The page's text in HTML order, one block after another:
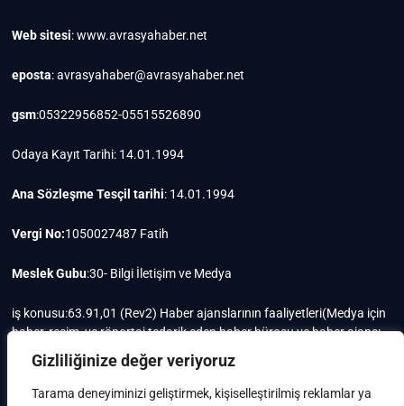
Gizliliğinize değer veriyoruz
Tarama deneyiminizi geliştirmek, kişiselleştirilmiş reklamlar ya
Web sitesi: www.avrasyahaber.net
eposta: avrasyahaber@avrasyahaber.net
gsm:05322956852-05515526890
Odaya Kayıt Tarihi: 14.01.1994
Ana Sözleşme Tesçil tarihi: 14.01.1994
Vergi No:1050027487 Fatih
Meslek Gubu:30- Bilgi İletişim ve Medya
iş konusu:63.91,01 (Rev2) Haber ajanslarının faaliyetleri(Medya için
haber, resim, ve röportaj tedarik eden haber bürosu ve haber ajansı
faaliyetleri)iştigal konusu ile ilgili olarak fotoğrafçılık, filimcilik,
yayıncılık, prodöktörlük, reklamcılık işleri ile Ana sözleşmede yazılı
olan diğer işleri yapar.